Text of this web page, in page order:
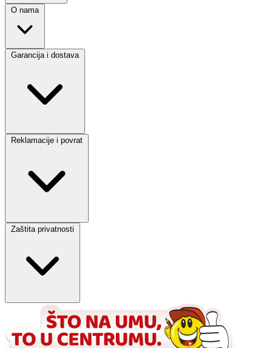
O nama
Garancija i dostava
Reklamacije i povrat
Zaštita privatnosti